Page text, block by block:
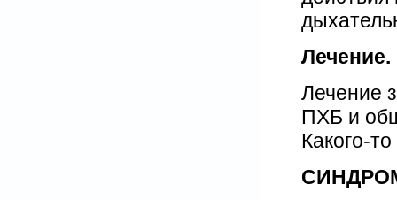
Лечение.
Лечение
ПХБ и
Какого-